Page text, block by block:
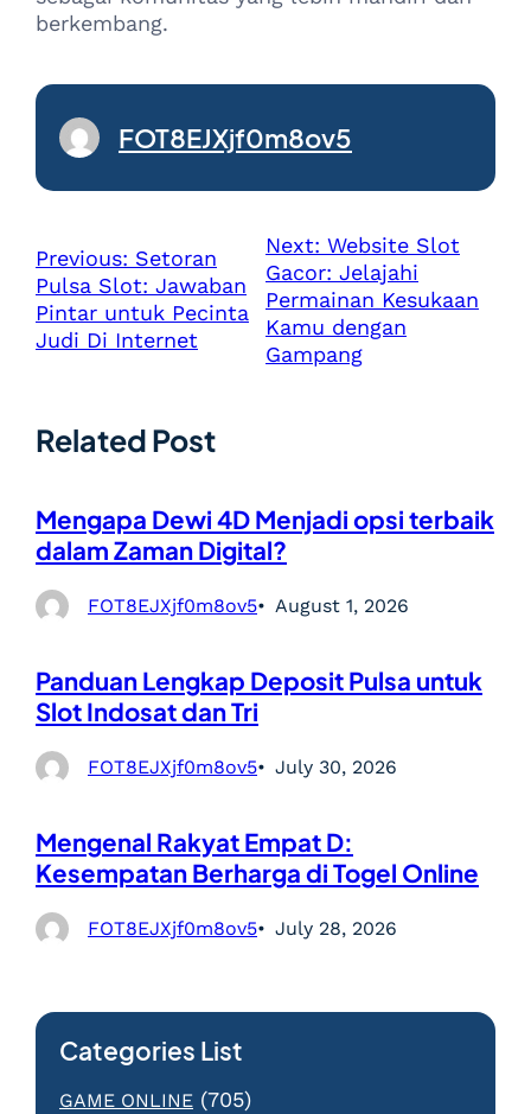
berkembang.
FOT8EJXjf0m8ov5
Previous: Setoran
Pulsa Slot: Jawaban
Pintar untuk Pecinta
Judi Di Internet
Next: Website Slot
Gacor: Jelajahi
Permainan Kesukaan
Kamu dengan
Gampang
Related Post
Mengapa Dewi 4D Menjadi opsi terbaik
dalam Zaman Digital?
FOT8EJXjf0m8ov5 August 1, 2026
Panduan Lengkap Deposit Pulsa untuk
Slot Indosat dan Tri
FOT8EJXjf0m8ov5 July 30, 2026
Mengenal Rakyat Empat D:
Kesempatan Berharga di Togel Online
FOT8EJXjf0m8ov5 July 28, 2026
Categories List
GAME ONLINE (705)